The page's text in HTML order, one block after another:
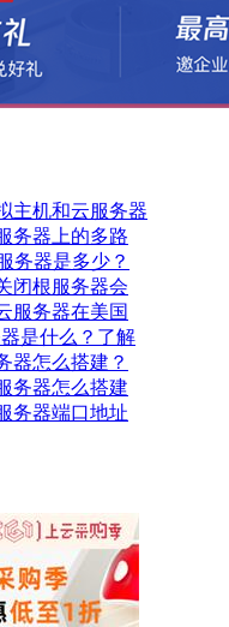
主机和云服务器
务器上的多路
务器是多少？
闭根服务器会
服务器在美国
是什么？了解
器怎么搭建？
务器怎么搭建
务器端口地址